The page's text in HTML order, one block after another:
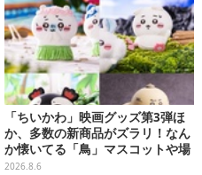
「ちいかわ」映画グッズ第3弾ほ
か、多数の新商品がズラリ！なん
か懐いてる「鳥」マスコットや場
面写アイテムなど必見のラインナ
2026.8.6